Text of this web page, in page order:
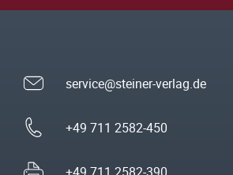
service@steiner-verlag.de
+49 711 2582-450